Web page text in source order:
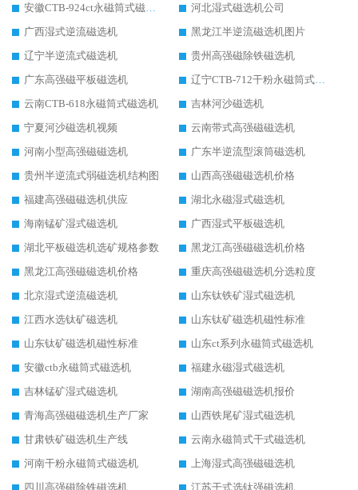
安徽CTB-924ct永磁筒式磁选机
河北湿式磁选机公司
广西湿式逆流磁选机
黑龙江半逆流磁选机图片
辽宁半逆流式磁选机
贵州高强磁除铁磁选机
广东高强磁平板磁选机
辽宁CTB-712干粉永磁筒式磁选机
云南CTB-618永磁筒式磁选机
吉林河沙磁选机
宁夏河沙磁选机视频
云南带式高强磁磁选机
河南小型高强磁磁选机
广东半逆流型滚筒磁选机
贵州半逆流式弱磁选机结构图
山西高强磁磁选机价格
福建高强磁磁选机供应
湖北永磁湿式磁选机
海南锰矿湿式磁选机
广西湿式平板磁选机
湖北平板磁选机选矿规格参数
黑龙江高强磁磁选机价格
黑龙江高强磁磁选机价格
重庆高强磁磁选机分选粒度
北京湿式逆流磁选机
山东钛铁矿湿式磁选机
江西水选钛矿磁选机
山东钛矿磁选机磁性标准
山东钛矿磁选机磁性标准
山东ct系列永磁筒式磁选机
安徽ctb永磁筒式磁选机
福建永磁湿式磁选机
吉林锰矿湿式磁选机
湖南高强磁磁选机报价
青海高强磁磁选机生产厂家
山西铁尾矿湿式磁选机
甘肃铁矿磁选机生产线
云南永磁筒式干式磁选机
河南干粉永磁筒式磁选机
上海湿式高强磁磁选机
四川高强磁除铁磁选机
江苏干式选钛强磁选机